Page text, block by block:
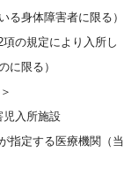
る身体障害者に限る）
の規定により入所し
に限る）
児入所施設
指定する医療機関（当